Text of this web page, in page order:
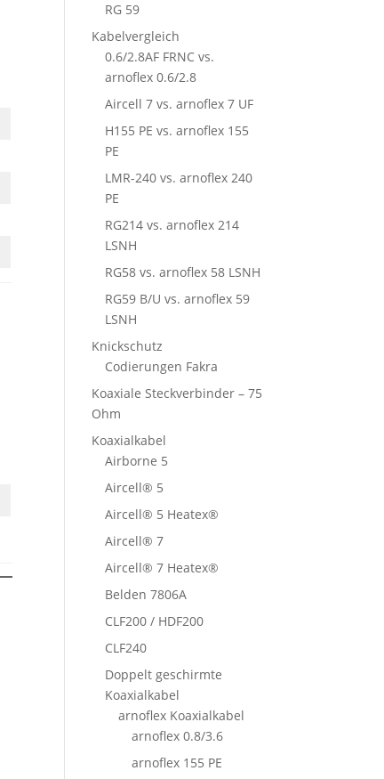
RG 59
Kabelvergleich
0.6/2.8AF FRNC vs.
arnoflex 0.6/2.8
Aircell 7 vs. arnoflex 7 UF
H155 PE vs. arnoflex 155
PE
LMR-240 vs. arnoflex 240
PE
RG214 vs. arnoflex 214
LSNH
RG58 vs. arnoflex 58 LSNH
RG59 B/U vs. arnoflex 59
LSNH
Knickschutz
Codierungen Fakra
Koaxiale Steckverbinder – 75
Ohm
Koaxialkabel
Airborne 5
Aircell® 5
Aircell® 5 Heatex®
Aircell® 7
Aircell® 7 Heatex®
Belden 7806A
CLF200 / HDF200
CLF240
Doppelt geschirmte
Koaxialkabel
arnoflex Koaxialkabel
arnoflex 0.8/3.6
arnoflex 155 PE